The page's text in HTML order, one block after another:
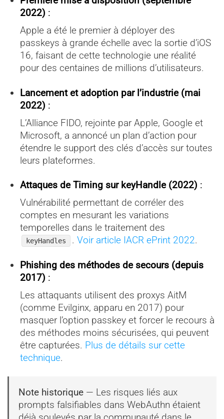
2022) :
Apple a été le premier à déployer des
passkeys à grande échelle avec la sortie d’iOS
16, faisant de cette technologie une réalité
pour des centaines de millions d’utilisateurs.
Lancement et adoption par l’industrie (mai
2022) :
L’Alliance FIDO, rejointe par Apple, Google et
Microsoft, a annoncé un plan d’action pour
étendre le support des clés d’accès sur toutes
leurs plateformes.
Attaques de Timing sur keyHandle (2022) :
Vulnérabilité permettant de corréler des
comptes en mesurant les variations
temporelles dans le traitement des
keyHandles .Voir article IACR ePrint 2022.
Phishing des méthodes de secours (depuis
2017) :
Les attaquants utilisent des proxys AitM
(comme Evilginx, apparu en 2017) pour
masquer l’option passkey et forcer le recours à
des méthodes moins sécurisées, qui peuvent
être capturées. Plus de détails sur cette
technique.
Note historique — Les risques liés aux
prompts falsifiables dans WebAuthn étaient